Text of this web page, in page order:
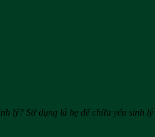
lý? Sử dụng lá hẹ để chữa yếu sinh